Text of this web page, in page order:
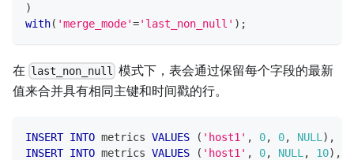
)
with( 'merge_mode'='last_non_null' ) ;
在 last_non_null
模式下，表会通过保留每个字段的最新
值来合并具有相同主键和时间戳的行。
INSERT INTO metrics VALUES ( 'host1' , 0, 0, NULL ) ,
INSERT INTO metrics VALUES ( 'host1' , 0, NULL , 10) ,